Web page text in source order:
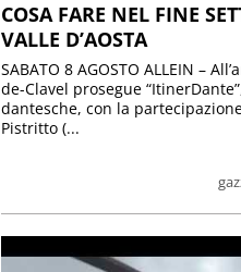
COSA FARE NEL FINE
VALLE D’AOSTA
SABATO 8 AGOSTO ALLEIN –
de-Clavel prosegue
dantesche, con la
Pistritto (...